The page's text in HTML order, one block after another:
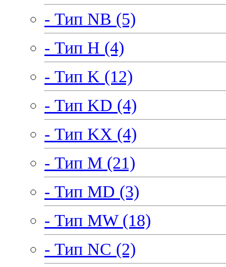
- Тип NB (5)
- Тип H (4)
- Тип K (12)
- Тип KD (4)
- Тип KX (4)
- Тип M (21)
- Тип MD (3)
- Тип MW (18)
- Тип NC (2)